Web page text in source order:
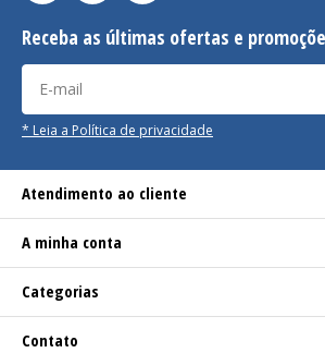
Receba as últimas ofertas e
* Leia a Política de privacidade
Atendimento ao cliente
A minha conta
Categorias
Contato